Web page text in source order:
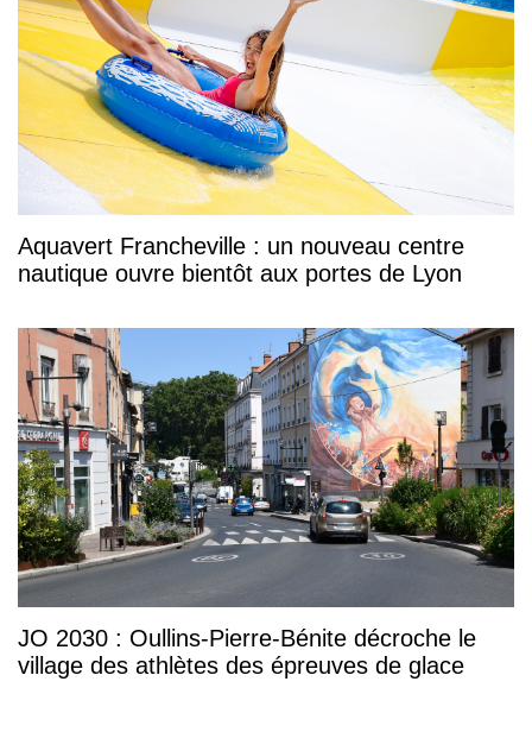
Aquavert Francheville : un nouveau centre
nautique ouvre bientôt aux portes de Lyon
JO 2030 : Oullins-Pierre-Bénite décroche le
village des athlètes des épreuves de glace